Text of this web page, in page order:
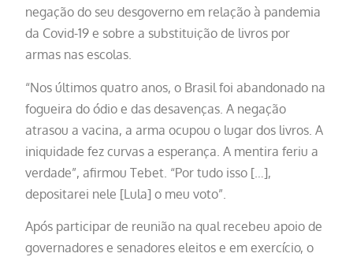
negação do seu desgoverno em relação à pandemia
da Covid-19 e sobre a substituição de livros por
armas nas escolas.
“Nos últimos quatro anos, o Brasil foi abandonado na
fogueira do ódio e das desavenças. A negação
atrasou a vacina, a arma ocupou o lugar dos livros. A
iniquidade fez curvas a esperança. A mentira feriu a
verdade”, afirmou Tebet. “Por tudo isso […],
depositarei nele [Lula] o meu voto”.
Após participar de reunião na qual recebeu apoio de
governadores e senadores eleitos e em exercício, o